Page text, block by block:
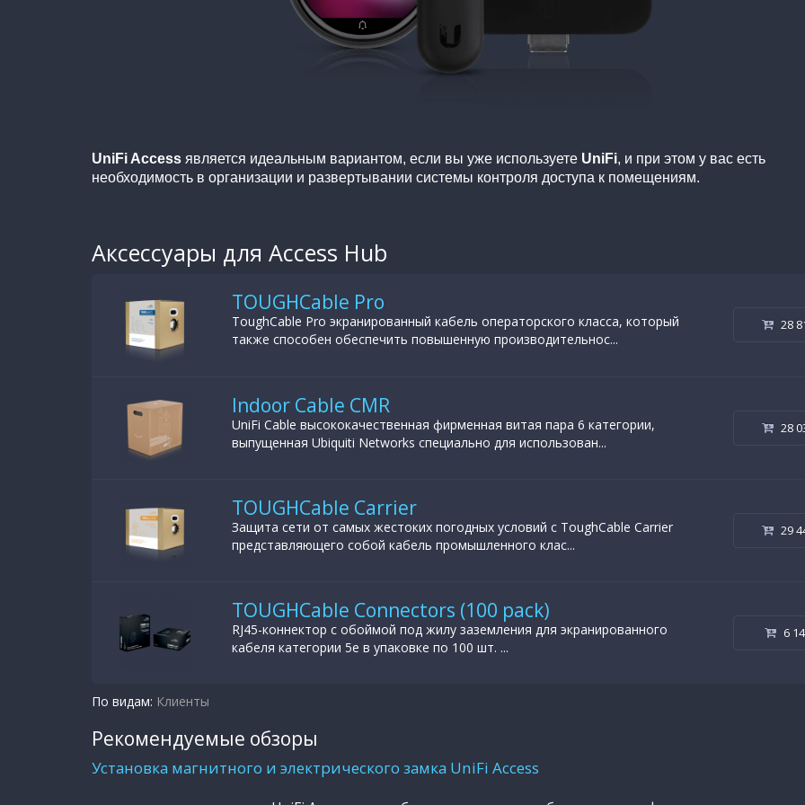
UniFi Access является идеальным вариантом, если вы уже используете UniFi, и при этом у вас есть
необходимость в организации и развертывании системы контроля доступа к помещениям.
Аксессуары для Access Hub
TOUGHCable Pro
ToughCable Pro экранированный кабель операторского класса, который
также способен обеспечить повышенную производительнос...
28
Indoor Cable CMR
UniFi Cable высококачественная фирменная витая пара 6 категории,
выпущенная Ubiquiti Networks специально для использован...
28
TOUGHCable Carrier
Защита сети от самых жестоких погодных условий с ToughCable Carrier
представляющего собой кабель промышленного клас...
29
TOUGHCable Connectors (100 pack)
RJ45-коннектор с обоймой под жилу заземления для экранированного
кабеля категории 5e в упаковке по 100 шт. ...
6
По видам: Клиенты
Рекомендуемые обзоры
Установка магнитного и электрического замка UniFi Access